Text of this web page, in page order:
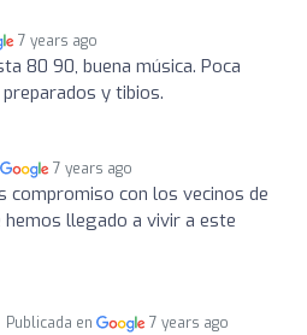
7 years ago
80 90, buena música. Poca
y tibios.
7 years ago
compromiso con los vecinos de
hemos llegado a vivir a este
Publicada en 7 years ago